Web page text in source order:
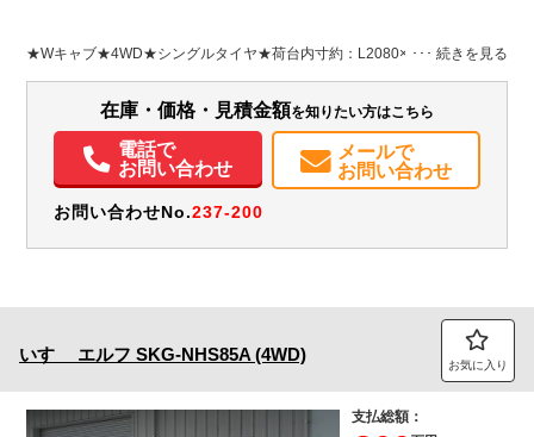
H:1,990
エアコン パワステ パワーウィンドウ ABS エアバッグ
★Wキャブ★4WD★シングルタイヤ★荷台内寸約：L2080×W1610×H380
在庫・価格・見積金額を知りたい方はこちら
電話で
お問い合わせ
メールで
お問い合わせ
お問い合わせNo.237-200
いすゞ エルフ SKG-NHS85A (4WD) お気に入り
支払総額：